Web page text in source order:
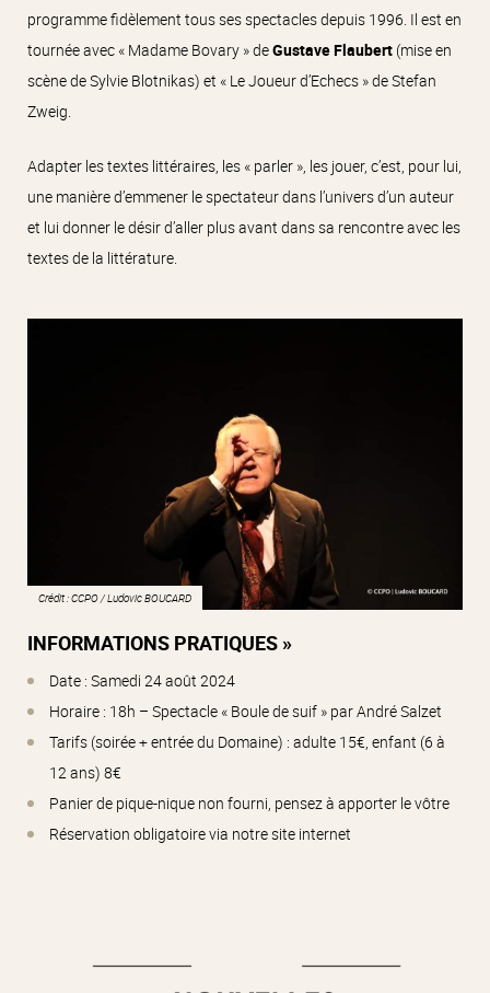
programme fidèlement tous ses spectacles depuis 1996. Il est en
tournée avec « Madame Bovary » deGustave Flaubert (mise en
scène de Sylvie Blotnikas) et « Le Joueur d’Echecs » de Stefan
Zweig.
Adapter les textes littéraires, les « parler », les jouer, c’est, pour lui,
une manière d’emmener le spectateur dans l’univers d’un auteur
et lui donner le désir d’aller plus avant dans sa rencontre avec les
textes de la littérature.
Crédit : CCPO / Ludovic BOUCARD
INFORMATIONS PRATIQUES »
Date : Samedi 24 août 2024
Horaire : 18h – Spectacle « Boule de suif » par André Salzet
Tarifs (soirée + entrée du Domaine) : adulte 15€, enfant (6 à
12 ans) 8€
Panier de pique-nique non fourni, pensez à apporter le vôtre
Réservation obligatoire via notre site internet